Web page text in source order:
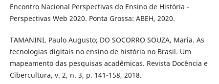
Encontro Nacional Perspectivas do Ensino de História -
Perspectivas Web 2020. Ponta Grossa: ABEH, 2020.
TAMANINI, Paulo Augusto; DO SOCORRO SOUZA, Maria. As
tecnologias digitais no ensino de história no Brasil. Um
mapeamento das pesquisas acadêmicas. Revista Docência e
Cibercultura, v. 2, n. 3, p. 141-158, 2018.